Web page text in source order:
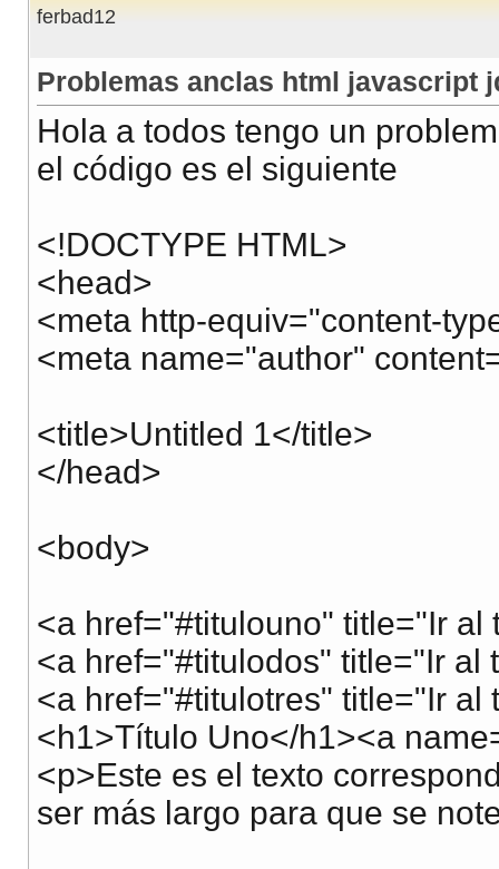
ferbad12
Problemas anclas html javascript
Hola a todos tengo un
el código es el siguiente
<!DOCTYPE HTML>
<head>
<meta http-equiv="content-
<meta name="author"
<title>Untitled 1</title>
</head>
<body>
<a href="#titulouno" title="Ir
<a href="#titulodos" title="Ir
<a href="#titulotres" title="Ir
<h1>Título Uno</h1><a
<p>Este es el texto
ser más largo para que se